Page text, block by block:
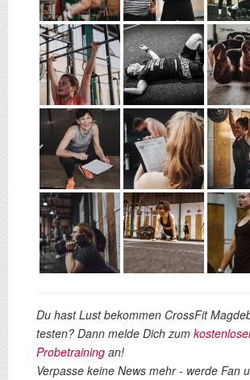
Du hast Lust bekommen CrossFit
testen? Dann melde Dich zum
Probetraining an!
Verpasse keine News mehr - werde Fan